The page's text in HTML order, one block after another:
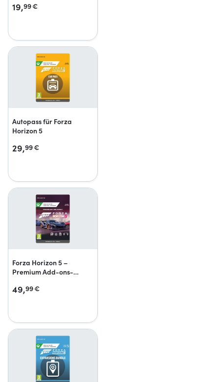
19,99€
Autopass für Forza
Horizon 5
29,99€
Forza Horizon 5 –
Premium Add-ons-
49,99€